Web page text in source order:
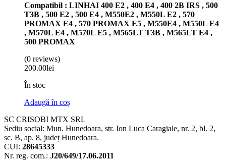
Compatibil : LINHAI 400 E2 , 400 E4 , 400 2B IRS , 500
T3B , 500 E2 , 500 E4 , M550E2 , M550L E2 , 570
PROMAX E4 , 570 PROMAX E5 , M550E4 , M550L E4
, M570L E4 , M570L E5 , M565LT T3B , M565LT E4 ,
500 PROMAX
(0 reviews)
200.00lei
În stoc
Adaugă în coș
SC CRISOBI MTX SRL
Sediu social: Mun. Hunedoara, str. Ion Luca Caragiale, nr. 2, bl. 2,
sc. B, ap. 8, județ Hunedoara.
CUI: 28645333
Nr. reg. com.: J20/649/17.06.2011